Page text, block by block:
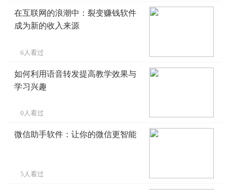
在互联网的浪潮中：裂变赚钱软件
成为新的收入来源
6人看过
如何利用语音转发提高教学效果与
学习兴趣
0人看过
微信助手软件：让你的微信更智能
5人看过